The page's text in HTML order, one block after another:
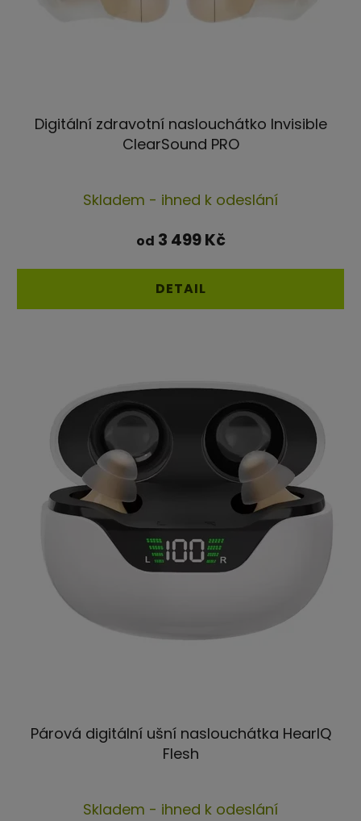
Digitální zdravotní naslouchátko Invisible
ClearSound PRO
hodnocení
produktu
5,0
z
Skladem - ihned k odeslání
od 3 499 Kč
DETAIL
Párová digitální ušní naslouchátka HearIQ
Flesh
Skladem - ihned k odeslání